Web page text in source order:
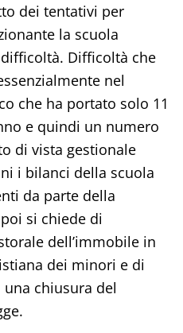
dei tentativi per
la scuola
Difficoltà che
nel
che ha portato solo 11
e quindi un numero
di vista gestionale
i bilanci della scuola
da parte della
si chiede di
dell’immobile in
dei minori e di
chiusura del